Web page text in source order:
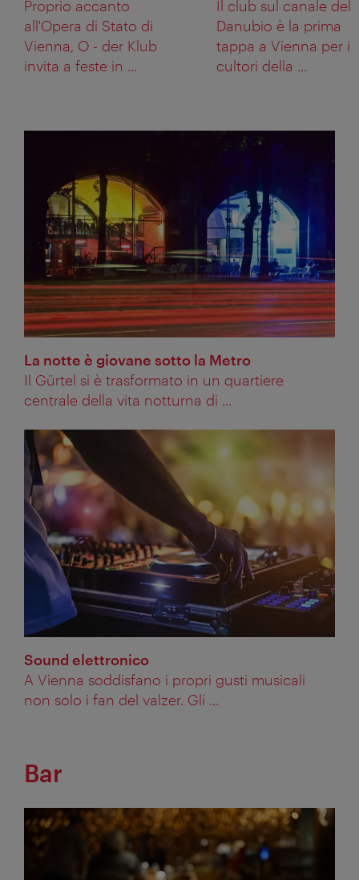
Proprio accanto
all'Opera di Stato di
Vienna, O - der Klub
invita a feste in ...
Il club sul canale del
Danubio è la prima
tappa a Vienna per i
cultori della ...
La notte è giovane sotto la Metro
Il Gürtel si è trasformato in un quartiere
centrale della vita notturna di ...
Sound elettronico
A Vienna soddisfano i propri gusti musicali
non solo i fan del valzer. Gli ...
Bar